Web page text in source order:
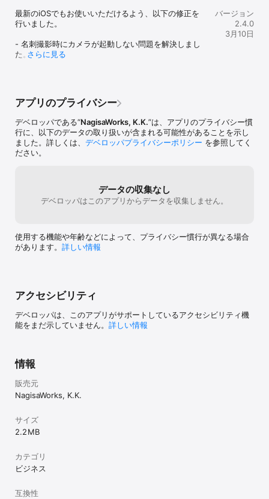
-内蔵ブラウザ
-パスコードによるロック
*OCR機能は付いていません。
*iPod touchでもお使い頂けます。
最新のiOSでもお使いいただけるよう、以下の修正を
行いました。
- 名刺撮影時にカメラが起動しない問題を解決しまし
た。 さらに見る
バージョン
2.4.0
3月10日
アプリのプライバシー
デベロッパである“NagisaWorks, K.K.”は、アプリのプライバシー慣
行に、以下のデータの取り扱いが含まれる可能性があることを示し
ました。詳しくは、 デベロッパプライバシーポリシー を参照してく
ださい。
データの収集なし
デベロッパはこのアプリからデータを収集しません。
使用する機能や年齢などによって、プライバシー慣行が異なる場合
があります。 詳しい情報
アクセシビリティ
デベロッパは、このアプリがサポートしているアクセシビリティ機
能をまだ示していません。 詳しい情報
情報
販売元
NagisaWorks, K.K.
サイズ
2.2 MB
カテゴリ
ビジネス
互換性